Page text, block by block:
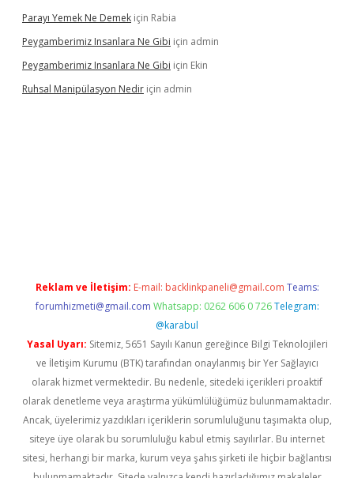
Parayı Yemek Ne Demek için Rabia
Peygamberimiz Insanlara Ne Gibi için admin
Peygamberimiz Insanlara Ne Gibi için Ekin
Ruhsal Manipülasyon Nedir için admin
Reklam ve İletişim: E-mail: backlinkpaneli@gmail.com Teams:
forumhizmeti@gmail.com Whatsapp: 0262 606 0 726 Telegram:
@karabul
Yasal Uyarı: Sitemiz, 5651 Sayılı Kanun gereğince Bilgi Teknolojileri
ve İletişim Kurumu (BTK) tarafından onaylanmış bir Yer Sağlayıcı
olarak hizmet vermektedir. Bu nedenle, sitedeki içerikleri proaktif
olarak denetleme veya araştırma yükümlülüğümüz bulunmamaktadır.
Ancak, üyelerimiz yazdıkları içeriklerin sorumluluğunu taşımakta olup,
siteye üye olarak bu sorumluluğu kabul etmiş sayılırlar. Bu internet
sitesi, herhangi bir marka, kurum veya şahıs şirketi ile hiçbir bağlantısı